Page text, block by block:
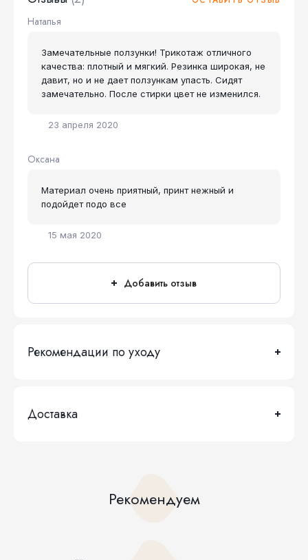
Наталья
23 апреля 2020
Замечательные ползунки! Трикотаж отличного
качества: плотный и мягкий. Резинка широкая, не
давит, но и не дает ползункам упасть. Сидят
замечательно. После стирки цвет не изменился.
Оксана
15 мая 2020
Материал очень приятный, принт нежный и
подойдет подо все
Добавить отзыв
Рекомендации по уходу
Доставка
Рекомендуем